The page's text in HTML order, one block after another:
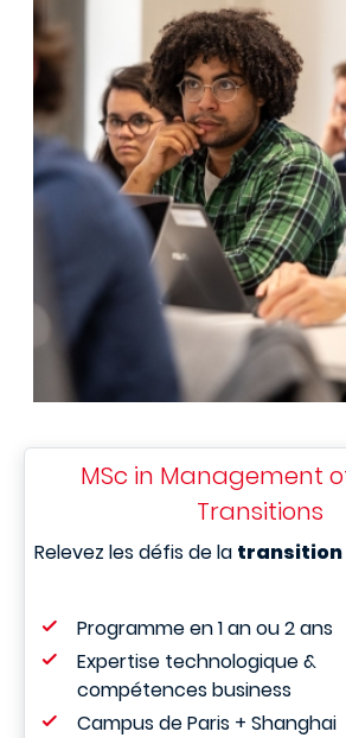
MSc in Management
Transitions
Relevez les défis de la transition
Programme en 1 an ou 2 ans
Expertise technologique &
compétences business
Campus de Paris + Shanghai